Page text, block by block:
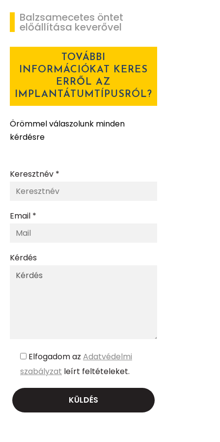
Balzsamecetes öntet
előállítása keverővel
TOVÁBBI
INFORMÁCIÓKAT KERES
ERRŐL AZ
IMPLANTÁTUMTÍPUSRÓL?
Örömmel válaszolunk minden
kérdésre
Keresztnév *
Email *
Kérdés
Elfogadom az Adatvédelmi
szabályzat leírt feltételeket.